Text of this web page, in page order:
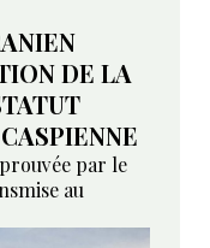
DE LA
par le
au